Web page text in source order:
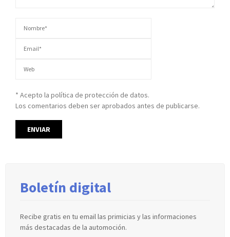
* Acepto la política de protección de datos.
Los comentarios deben ser aprobados antes de publicarse.
Boletín digital
Recibe gratis en tu email las primicias y las informaciones
más destacadas de la automoción.